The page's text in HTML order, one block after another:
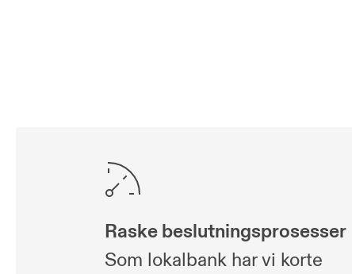
Raske beslutningsprosesser
Som lokalbank har vi korte